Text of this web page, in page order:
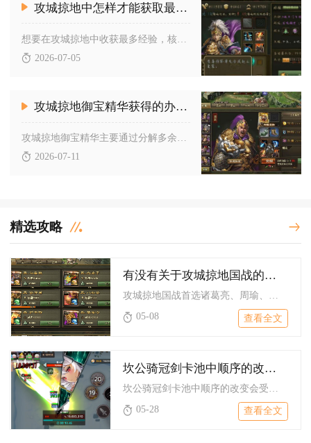
攻城掠地中怎样才能获取最多的经验
想要在攻城掠地中收获最多经验，核心在于合理利用影子部队叠加经...
2026-07-05
攻城掠地御宝精华获得的办法有哪些
攻城掠地御宝精华主要通过分解多余御宝、参与限时活动、副本挑战...
2026-07-11
精选攻略
有没有关于攻城掠地国战的武将推荐
05-08
查看全文
坎公骑冠剑卡池中顺序的改变会受到玩家的反馈影响吗
05-28
查看全文